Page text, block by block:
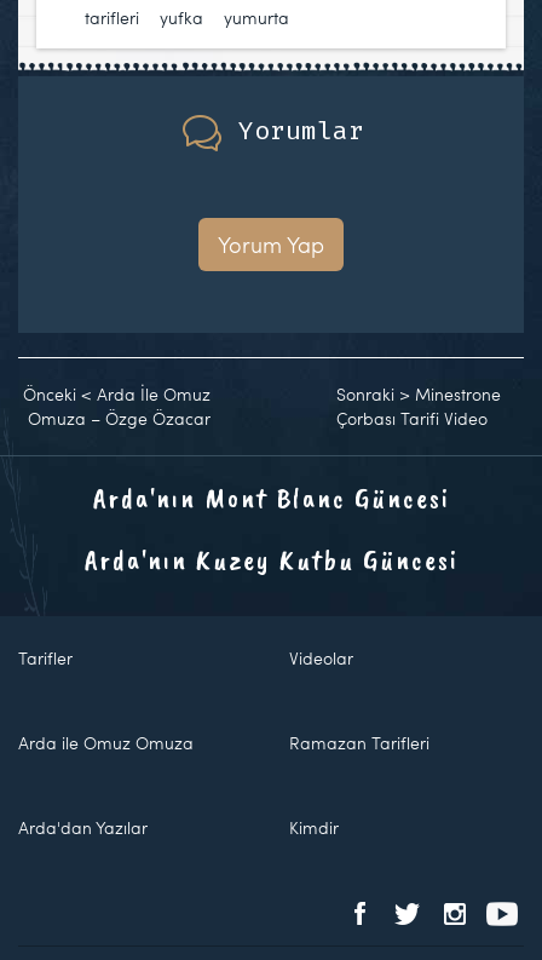
tarifleri
yufka yumurta
Yorumlar
Yorum Yap
Önceki < Arda İle Omuz
Omuza – Özge Özacar
Sonraki > Minestrone
Çorbası Tarifi Video
Arda'nın Mont Blanc Güncesi
Arda'nın Kuzey Kutbu Güncesi
Tarifler Videolar
Arda ile Omuz Omuza Ramazan Tarifleri
Arda'dan Yazılar Kimdir